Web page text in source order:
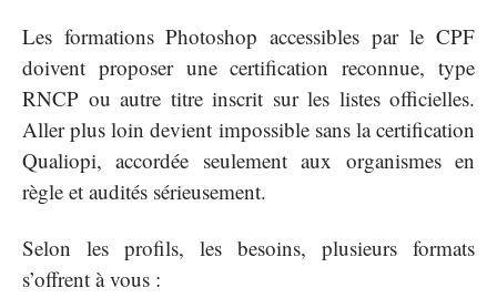
Les formations Photoshop accessibles par le CPF
doivent proposer une certification reconnue, type
RNCP ou autre titre inscrit sur les listes officielles.
Aller plus loin devient impossible sans la certification
Qualiopi, accordée seulement aux organismes en
règle et audités sérieusement.
Selon les profils, les besoins, plusieurs formats
s’offrent à vous :